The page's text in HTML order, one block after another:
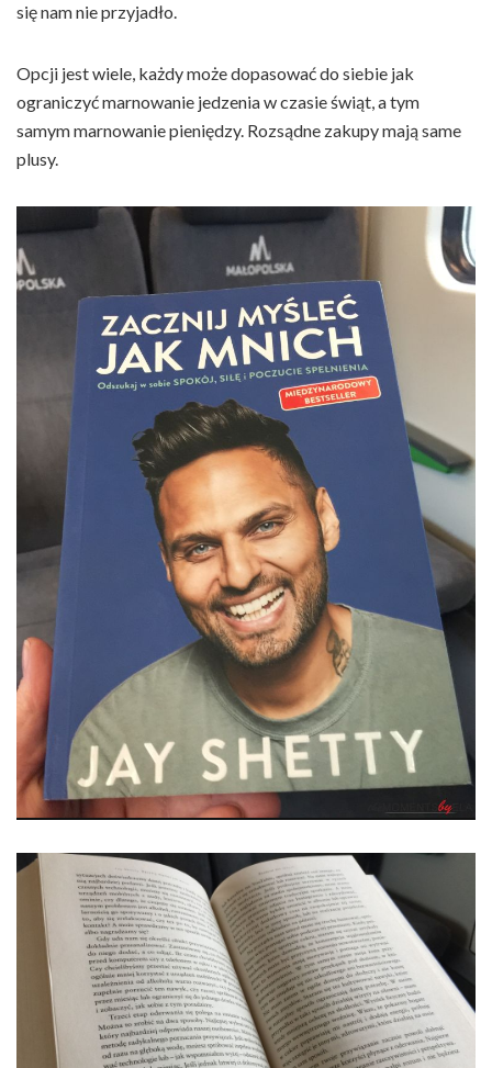
się nam nie przyjadło.
Opcji jest wiele, każdy może dopasować do siebie jak
ograniczyć marnowanie jedzenia w czasie świąt, a tym
samym marnowanie pieniędzy. Rozsądne zakupy mają same
plusy.